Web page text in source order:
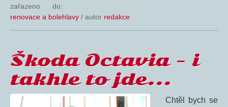
zařazeno do:
renovace a bolehlavy / autor redakce
Škoda Octavia – i
takhle to jde…
Chtěl bych se